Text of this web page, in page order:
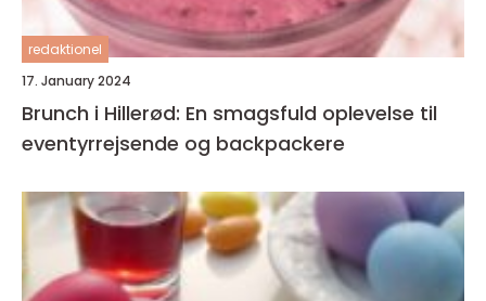
redaktionel
17. January 2024
Brunch i Hillerød: En smagsfuld oplevelse til
eventyrrejsende og backpackere